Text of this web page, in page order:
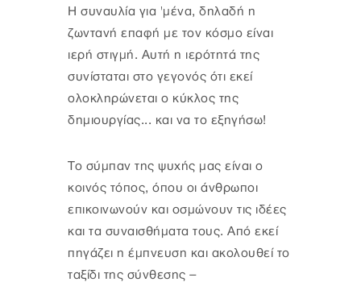
Η συναυλία για 'μένα, δηλαδή η
ζωντανή επαφή με τον κόσμο είναι
ιερή στιγμή. Αυτή η ιερότητά της
συνίσταται στο γεγονός ότι εκεί
ολοκληρώνεται ο κύκλος της
δημιουργίας... και να το εξηγήσω!
Το σύμπαν της ψυχής μας είναι ο
κοινός τόπος, όπου οι άνθρωποι
επικοινωνούν και οσμώνουν τις ιδέες
και τα συναισθήματα τους. Από εκεί
πηγάζει η έμπνευση και ακολουθεί το
ταξίδι της σύνθεσης –